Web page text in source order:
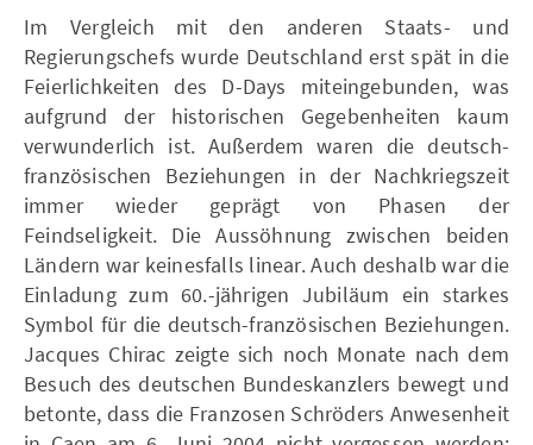
Im Vergleich mit den anderen Staats- und
Regierungschefs wurde Deutschland erst spät in die
Feierlichkeiten des D-Days miteingebunden, was
aufgrund der historischen Gegebenheiten kaum
verwunderlich ist. Außerdem waren die deutsch-
französischen Beziehungen in der Nachkriegszeit
immer wieder geprägt von Phasen der
Feindseligkeit. Die Aussöhnung zwischen beiden
Ländern war keinesfalls linear. Auch deshalb war die
Einladung zum 60.-jährigen Jubiläum ein starkes
Symbol für die deutsch-französischen Beziehungen.
Jacques Chirac zeigte sich noch Monate nach dem
Besuch des deutschen Bundeskanzlers bewegt und
betonte, dass die Franzosen Schröders Anwesenheit